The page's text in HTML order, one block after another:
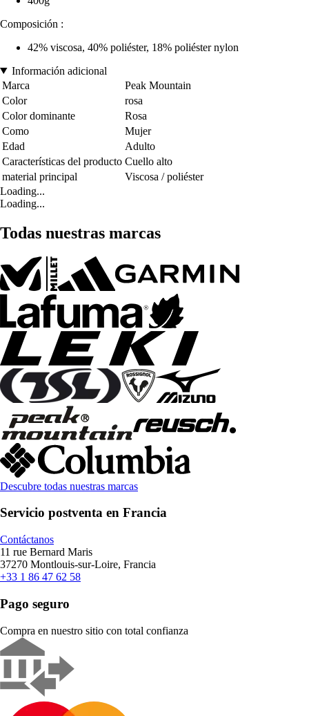
Composición :
42% viscosa, 40% poliéster, 18% poliéster nylon
Información adicional
Marca
Peak Mountain
Color
rosa
Color dominante
Rosa
Como
Mujer
Edad
Adulto
Características del producto Cuello alto
material principal
Viscosa / poliéster
Loading...
Loading...
Todas nuestras marcas
Descubre todas nuestras marcas
Servicio postventa en Francia
Contáctanos
11 rue Bernard Maris
37270 Montlouis-sur-Loire, Francia
+33 1 86 47 62 58
Pago seguro
Compra en nuestro sitio con total confianza